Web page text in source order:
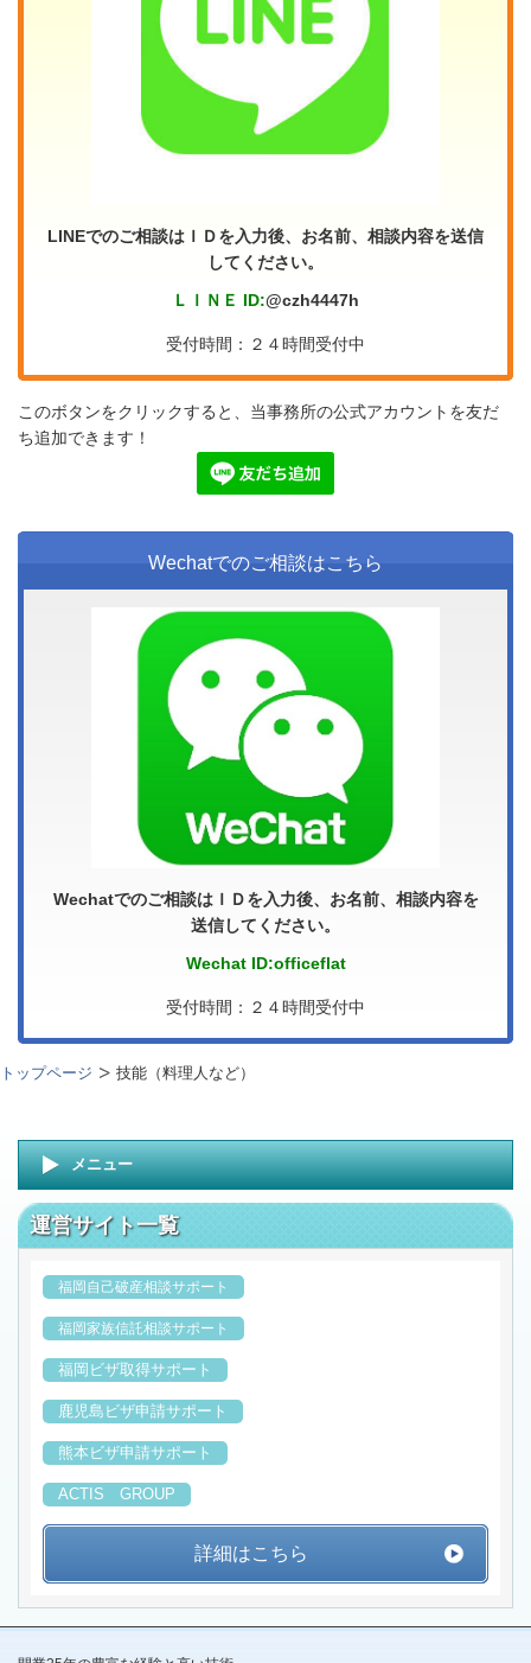
LINEでのご相談はＩＤを入力後、お名前、相談内容を送信
してください。
ＬＩＮＥ ID:@czh4447h
受付時間：２４時間受付中
このボタンをクリックすると、当事務所の公式アカウントを友だ
ち追加できます！
Wechatでのご相談はこちら
Wechatでのご相談はＩＤを入力後、お名前、相談内容を
送信してください。
Wechat ID:officeflat
受付時間：２４時間受付中
トップページ 技能（料理人など）
メニュー
運営サイト一覧
福岡自己破産相談サポート
福岡家族信託相談サポート
福岡ビザ取得サポート
鹿児島ビザ申請サポート
熊本ビザ申請サポート
ACTIS GROUP
詳細はこちら